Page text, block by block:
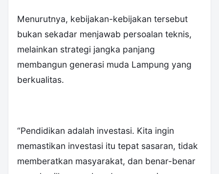
Menurutnya, kebijakan-kebijakan tersebut
bukan sekadar menjawab persoalan teknis,
melainkan strategi jangka panjang
membangun generasi muda Lampung yang
berkualitas.
“Pendidikan adalah investasi. Kita ingin
memastikan investasi itu tepat sasaran, tidak
memberatkan masyarakat, dan benar-benar